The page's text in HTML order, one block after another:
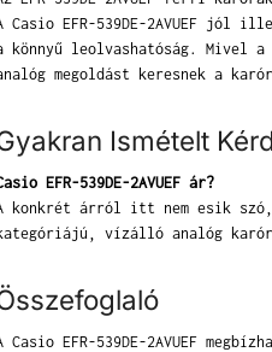
Casio EFR-539DE-2AVUEF
könnyű leolvashatóság. Mivel
megoldást keresnek a
Ismételt
EFR-539DE-2AVUEF ár?
konkrét árról itt nem esik szó,
vízálló analóg
Casio EFR-539DE-2AVUEF